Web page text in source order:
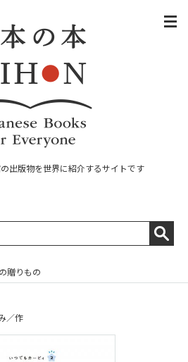
の出版物を世界に紹介するサイトです
贈りもの
／作